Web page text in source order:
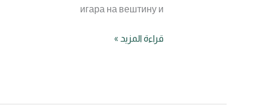
игара на вештину и
и
قراءة المزيد »